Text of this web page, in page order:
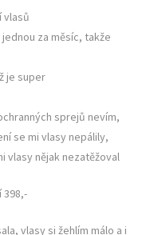
vlasů
za měsíc, takže
je super
sprejů nevím,
se mi vlasy nepálily,
vlasy nějak nezatěžoval
398,-
vlasy si žehlím málo a i